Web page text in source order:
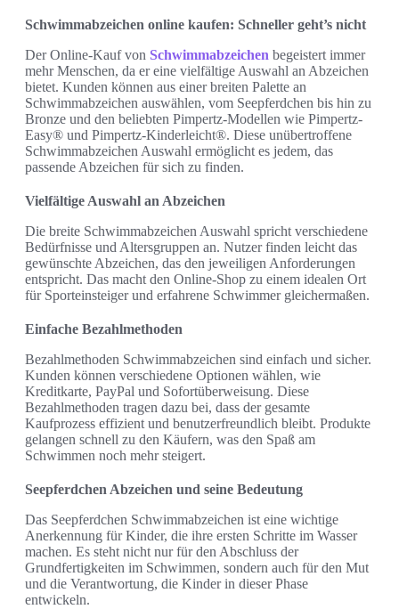
Schwimmabzeichen online kaufen: Schneller geht’s nicht
Der Online-Kauf von Schwimmabzeichen begeistert immer
mehr Menschen, da er eine vielfältige Auswahl an Abzeichen
bietet. Kunden können aus einer breiten Palette an
Schwimmabzeichen auswählen, vom Seepferdchen bis hin zu
Bronze und den beliebten Pimpertz-Modellen wie Pimpertz-
Easy® und Pimpertz-Kinderleicht®. Diese unübertroffene
Schwimmabzeichen Auswahl ermöglicht es jedem, das
passende Abzeichen für sich zu finden.
Vielfältige Auswahl an Abzeichen
Die breite Schwimmabzeichen Auswahl spricht verschiedene
Bedürfnisse und Altersgruppen an. Nutzer finden leicht das
gewünschte Abzeichen, das den jeweiligen Anforderungen
entspricht. Das macht den Online-Shop zu einem idealen Ort
für Sporteinsteiger und erfahrene Schwimmer gleichermaßen.
Einfache Bezahlmethoden
Bezahlmethoden Schwimmabzeichen sind einfach und sicher.
Kunden können verschiedene Optionen wählen, wie
Kreditkarte, PayPal und Sofortüberweisung. Diese
Bezahlmethoden tragen dazu bei, dass der gesamte
Kaufprozess effizient und benutzerfreundlich bleibt. Produkte
gelangen schnell zu den Käufern, was den Spaß am
Schwimmen noch mehr steigert.
Seepferdchen Abzeichen und seine Bedeutung
Das Seepferdchen Schwimmabzeichen ist eine wichtige
Anerkennung für Kinder, die ihre ersten Schritte im Wasser
machen. Es steht nicht nur für den Abschluss der
Grundfertigkeiten im Schwimmen, sondern auch für den Mut
und die Verantwortung, die Kinder in dieser Phase
entwickeln.